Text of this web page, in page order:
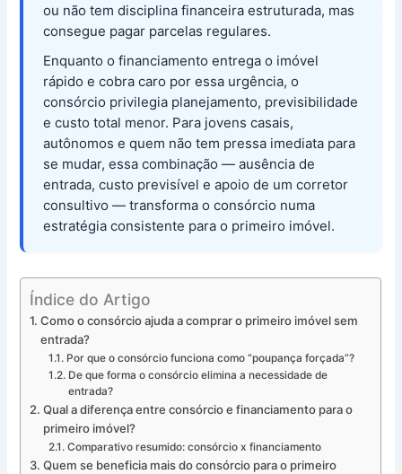
ou não tem disciplina financeira estruturada, mas
consegue pagar parcelas regulares.
Enquanto o financiamento entrega o imóvel
rápido e cobra caro por essa urgência, o
consórcio privilegia planejamento, previsibilidade
e custo total menor. Para jovens casais,
autônomos e quem não tem pressa imediata para
se mudar, essa combinação — ausência de
entrada, custo previsível e apoio de um corretor
consultivo — transforma o consórcio numa
estratégia consistente para o primeiro imóvel.
Índice do Artigo
Como o consórcio ajuda a comprar o primeiro imóvel sem
entrada?
Por que o consórcio funciona como “poupança forçada”?
De que forma o consórcio elimina a necessidade de
entrada?
Qual a diferença entre consórcio e financiamento para o
primeiro imóvel?
Comparativo resumido: consórcio x financiamento
Quem se beneficia mais do consórcio para o primeiro